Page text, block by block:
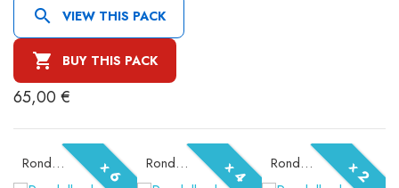
 VIEW THIS PACK
 BUY THIS PACK
65,00 €
x 6
Rondelle de calage Axe de 45 mm dimensions 46x90x1 x 4
Rondelle de calage Axe de 45 mm dimensions 46x90x2 x 2
Rondelle de calage Axe de 45 mm dimensions 46x90x3